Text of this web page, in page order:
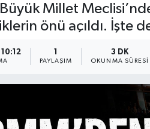
Millet
önü açıldı. İşte
PAYLAŞIM
3 DK
OKUNMA SÜRESI